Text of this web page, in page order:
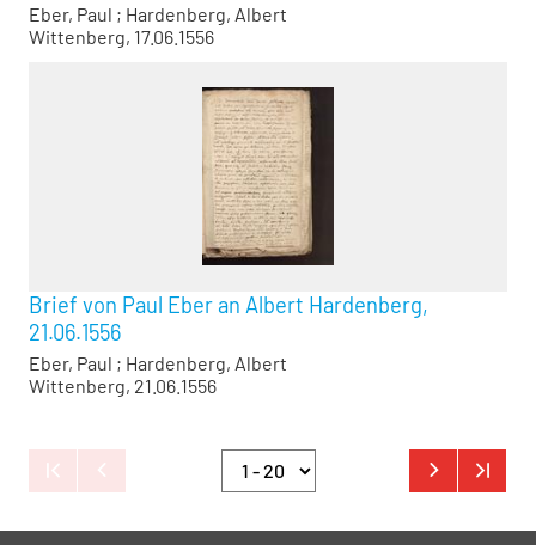
Eber, Paul ; Hardenberg, Albert
Wittenberg, 17.06.1556
Brief von Paul Eber an Albert Hardenberg,
21.06.1556
Eber, Paul ; Hardenberg, Albert
Wittenberg, 21.06.1556